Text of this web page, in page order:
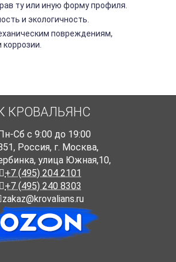
ту или иную форму профиля.
и экологичность.
повреждениям,
КРОВАЛЬЯНС
Cб с 9:00 до 19:00
, Россия, г. Москва,
улица Южная,10,
+7 (495) 204 2101
+7 (495) 240 8303
zakaz@krovalians.ru